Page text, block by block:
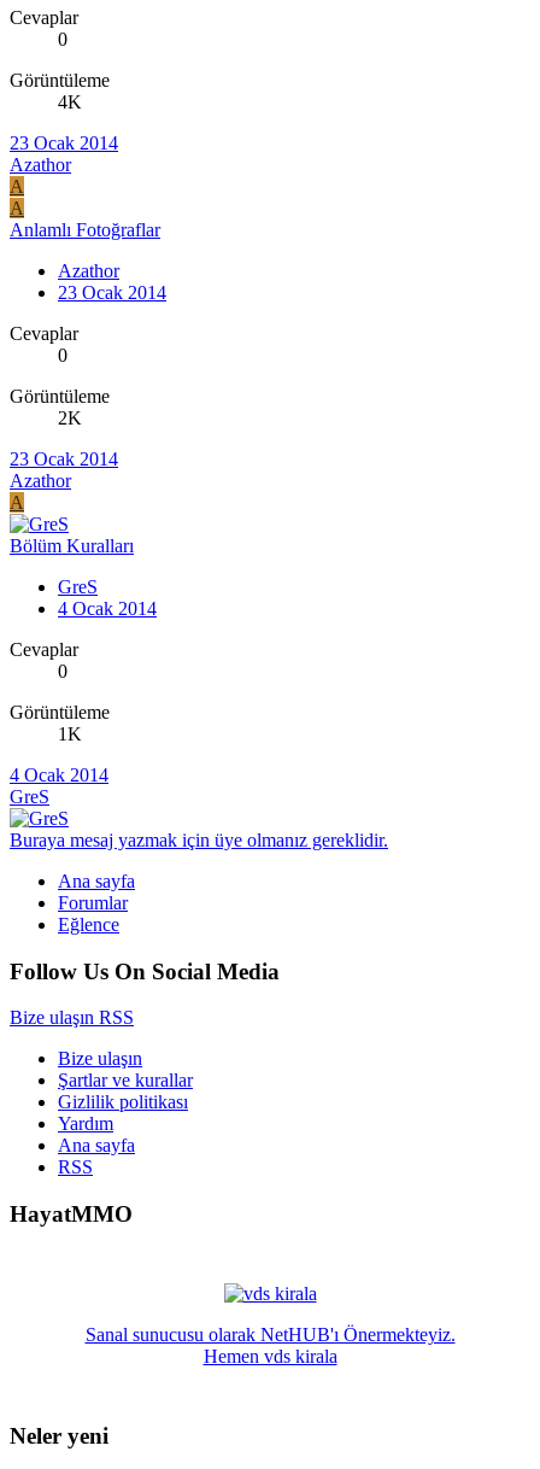
Cevaplar
0
Görüntüleme
4K
23 Ocak 2014
Azathor
A
A
Anlamlı Fotoğraflar
Azathor
23 Ocak 2014
Cevaplar
0
Görüntüleme
2K
23 Ocak 2014
Azathor
A
Bölüm Kuralları
GreS
4 Ocak 2014
Cevaplar
0
Görüntüleme
1K
4 Ocak 2014
GreS
Buraya mesaj yazmak için üye olmanız gereklidir.
Ana sayfa
Forumlar
Eğlence
Follow Us On Social Media
Bize ulaşın RSS
Bize ulaşın
Şartlar ve kurallar
Gizlilik politikası
Yardım
Ana sayfa
RSS
HayatMMO
Sanal sunucusu olarak NetHUB'ı Önermekteyiz.
Hemen vds kirala
Neler yeni